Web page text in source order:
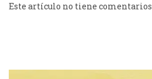
Este artículo no tiene comentarios